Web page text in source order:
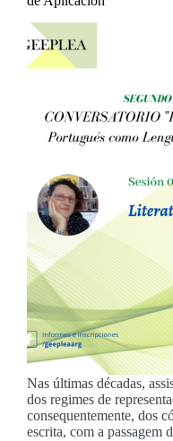
Nas últimas décadas,
dos regimes de
consequentemente, dos
escrita, com a passagem